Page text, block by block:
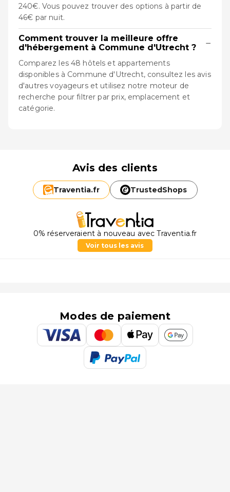
240€. Vous pouvez trouver des options à partir de
46€ par nuit.
Comment trouver la meilleure offre
d'hébergement à Commune d'Utrecht ?
−
Comparez les 48 hôtels et appartements
disponibles à Commune d'Utrecht, consultez les avis
d'autres voyageurs et utilisez notre moteur de
recherche pour filtrer par prix, emplacement et
catégorie.
Avis des clients
Traventia.fr TrustedShops
0% réserveraient à nouveau avec Traventia.fr
Voir tous les avis
Modes de paiement